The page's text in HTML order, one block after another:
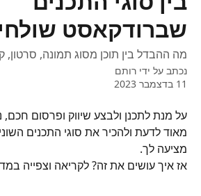
שברודקאסט
מה ההבדל בין תוכן מסוג תמונה,
נכתב על ידי רותם
11 בדצמבר 2023
על מנת לתכנן ולבצע שיווק ופרסום חכם,
מאוד לדעת ולהכיר את סוגי התכנים
מציעה לך.
אז איך עושים את זה? לקריאה וצפייה